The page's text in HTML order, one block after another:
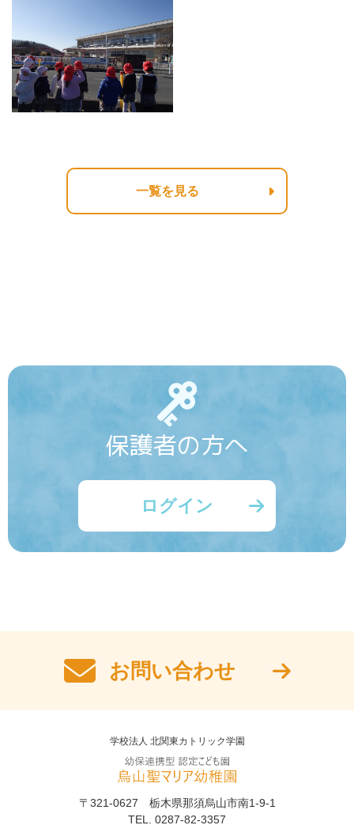
一覧を見る
保護者の方へ
ログイン
お問い合わせ
学校法人 北関東カトリック学園
〒321-0627 栃木県那須烏山市南1-9-1
TEL. 0287-82-3357